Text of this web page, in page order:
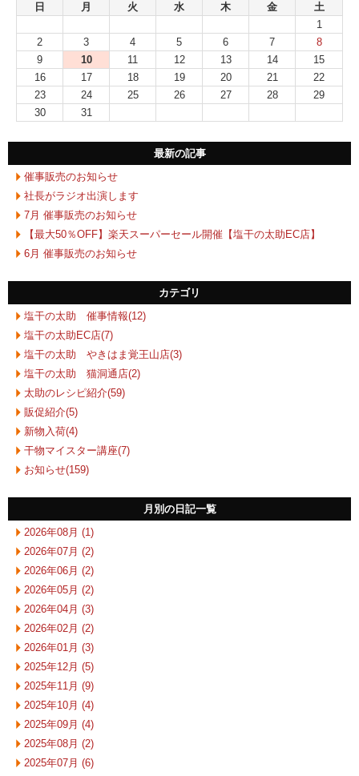
日
月 火 水 木 金
土
1
2
3 4 5 6 7
8
9
10 11 12 13 14
15
16
17 18 19 20 21
22
23
24 25 26 27 28
29
30
31
最新の記事
催事販売のお知らせ
社長がラジオ出演します
7月 催事販売のお知らせ
【最大50％OFF】楽天スーパーセール開催【塩干の太助EC店】
6月 催事販売のお知らせ
カテゴリ
塩干の太助 催事情報(12)
塩干の太助EC店(7)
塩干の太助 やきはま覚王山店(3)
塩干の太助 猫洞通店(2)
太助のレシピ紹介(59)
販促紹介(5)
新物入荷(4)
干物マイスター講座(7)
お知らせ(159)
月別の日記一覧
2026年08月 (1)
2026年07月 (2)
2026年06月 (2)
2026年05月 (2)
2026年04月 (3)
2026年02月 (2)
2026年01月 (3)
2025年12月 (5)
2025年11月 (9)
2025年10月 (4)
2025年09月 (4)
2025年08月 (2)
2025年07月 (6)